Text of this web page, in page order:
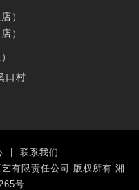
）
）
口村
| 联系我们
有限责任公司 版权所有 湘
号